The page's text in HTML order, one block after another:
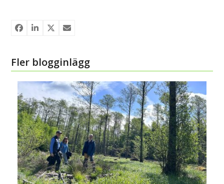
Fler blogginlägg